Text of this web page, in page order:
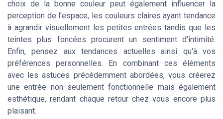
choix de la bonne couleur peut également influencer la
perception de l'espace, les couleurs claires ayant tendance
à agrandir visuellement les petites entrées tandis que les
teintes plus foncées procurent un sentiment d'intimité.
Enfin, pensez aux tendances actuelles ainsi qu'à vos
préférences personnelles. En combinant ces éléments
avec les astuces précédemment abordées, vous créerez
une entrée non seulement fonctionnelle mais également
esthétique, rendant chaque retour chez vous encore plus
plaisant.